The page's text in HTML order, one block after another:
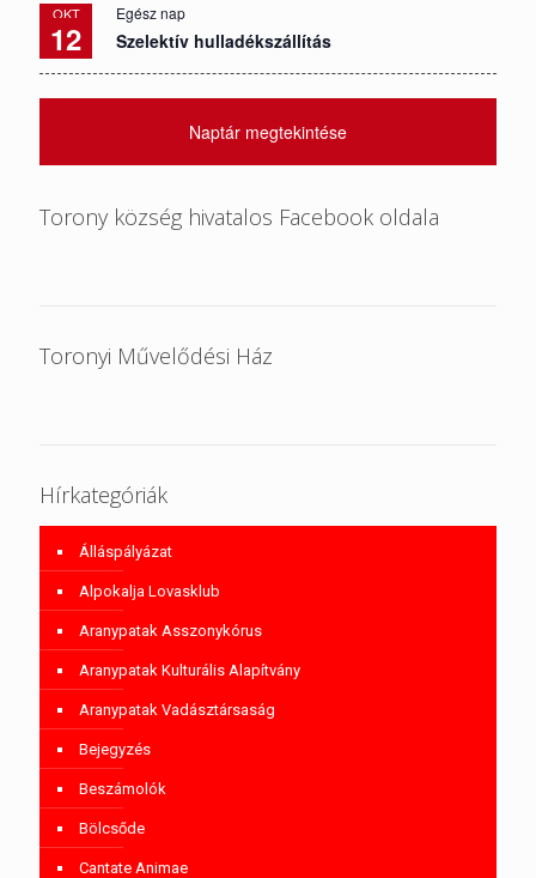
OKT
12
Egész nap
Szelektív hulladékszállítás
Naptár megtekintése
Torony község hivatalos Facebook oldala
Toronyi Művelődési Ház
Hírkategóriák
Álláspályázat
Alpokalja Lovasklub
Aranypatak Asszonykórus
Aranypatak Kulturális Alapítvány
Aranypatak Vadásztársaság
Bejegyzés
Beszámolók
Bölcsőde
Cantate Animae